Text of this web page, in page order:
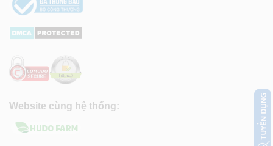
Website cùng hệ thống: